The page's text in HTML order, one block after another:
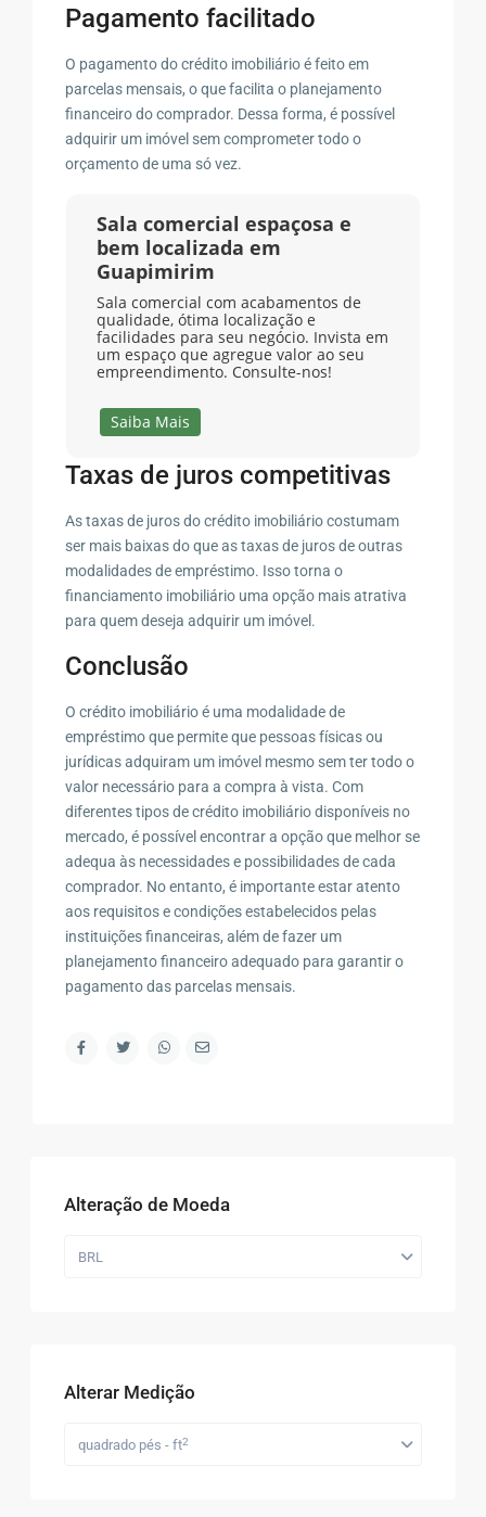
Pagamento facilitado
O pagamento do crédito imobiliário é feito em
parcelas mensais, o que facilita o planejamento
financeiro do comprador. Dessa forma, é possível
adquirir um imóvel sem comprometer todo o
orçamento de uma só vez.
Sala comercial espaçosa e
bem localizada em
Guapimirim
Sala comercial com acabamentos de
qualidade, ótima localização e
facilidades para seu negócio. Invista em
um espaço que agregue valor ao seu
empreendimento. Consulte-nos!
Saiba Mais
Taxas de juros competitivas
As taxas de juros do crédito imobiliário costumam
ser mais baixas do que as taxas de juros de outras
modalidades de empréstimo. Isso torna o
financiamento imobiliário uma opção mais atrativa
para quem deseja adquirir um imóvel.
Conclusão
O crédito imobiliário é uma modalidade de
empréstimo que permite que pessoas físicas ou
jurídicas adquiram um imóvel mesmo sem ter todo o
valor necessário para a compra à vista. Com
diferentes tipos de crédito imobiliário disponíveis no
mercado, é possível encontrar a opção que melhor se
adequa às necessidades e possibilidades de cada
comprador. No entanto, é importante estar atento
aos requisitos e condições estabelecidos pelas
instituições financeiras, além de fazer um
planejamento financeiro adequado para garantir o
pagamento das parcelas mensais.
Alteração de Moeda
BRL
Alterar Medição
quadrado pés - ft2